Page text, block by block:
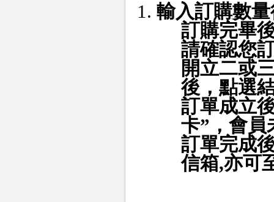
輸入訂購數
訂購完畢
請確認您
開立二或
後，點選
訂單成立
卡”，會員
訂單完成
信箱,亦可